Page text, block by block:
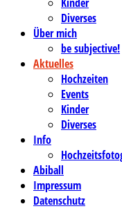
Diverses
Über mich
be subjective!
Aktuelles
Hochzeiten
Events
Kinder
Diverses
Info
Abiball
Impressum
Datenschutz